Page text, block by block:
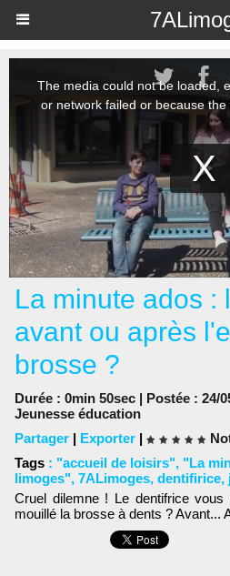
La minute ados :
avant ou après
brosse ?
Durée : 0min 50sec | Postée : 24/
Jeunesse éducation
Partager | Exporter |
Tags : "accueil de loisirs", "La
limoges", 7ALimoges, dentifirice,
Cruel dilemne ! Le dentifrice
mouillé la brosse à dents ? Avant...